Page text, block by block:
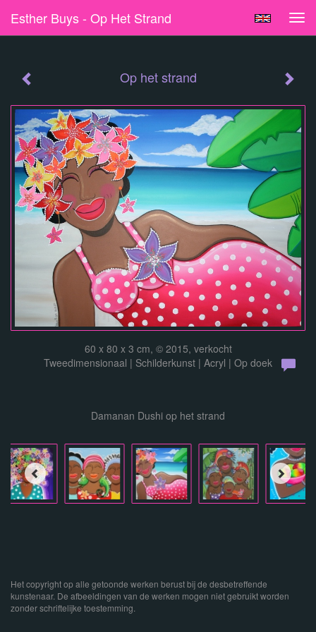
Esther Buys - Op Het Strand
Op het strand
60 x 80 x 3 cm, © 2015, verkocht
Tweedimensionaal | Schilderkunst | Acryl | Op doek
Damanan Dushi op het strand
Het copyright op alle getoonde werken berust bij de desbetreffende
kunstenaar. De afbeeldingen van de werken mogen niet gebruikt worden
zonder schriftelijke toestemming.